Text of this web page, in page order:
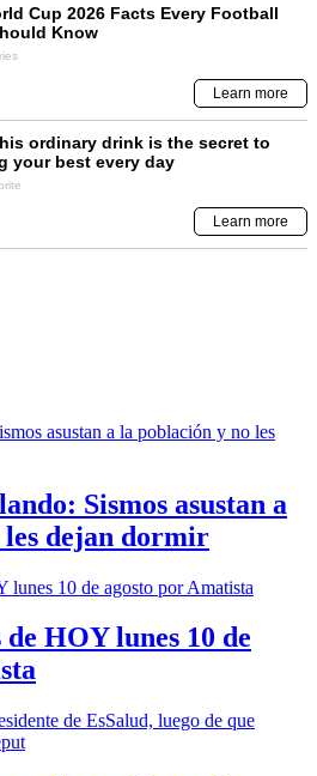
Sismos asustan a
dejan dormir
HOY lunes 10 de